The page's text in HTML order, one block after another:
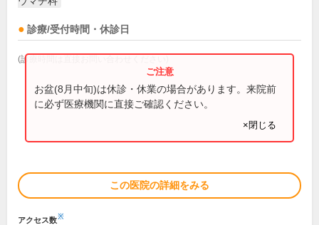
診療/受付時間・休診日
(診療時間は直接お問い合わせください)
お盆(8月中旬)は休診・休業の場合があります。来院前
に必ず医療機関に直接ご確認ください。
×閉じる
この医院の詳細をみる
アクセス数※